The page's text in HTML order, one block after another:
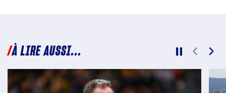
À LIRE AUSSI...